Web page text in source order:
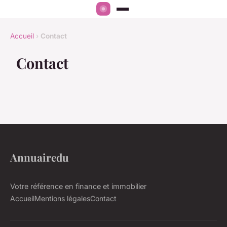
Accueil › Contact
Contact
Annuairedu
Votre référence en finance et immobilier
AccueilMentions légalesContact